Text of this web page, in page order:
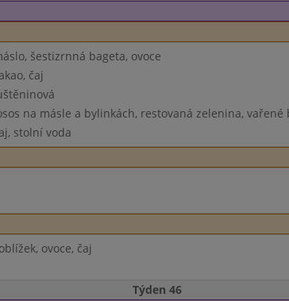
šestizrnná bageta, ovoce
čaj
na másle a bylinkách, restovaná zelenina, vařené
stolní voda
ovoce, čaj
Týden 46